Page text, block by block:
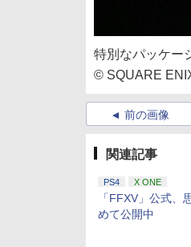
特別なパッケー
© SQUARE
前の画像
関連記事
PS4 X ONE
「FFXV」公式、
めて公開中